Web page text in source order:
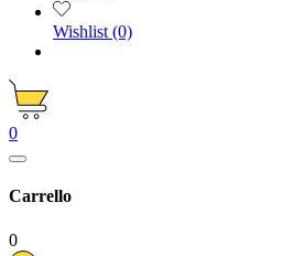
Wishlist (0)
0
Carrello
0